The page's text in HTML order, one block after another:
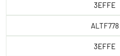
3EFFE
ALTF778
3EFFE